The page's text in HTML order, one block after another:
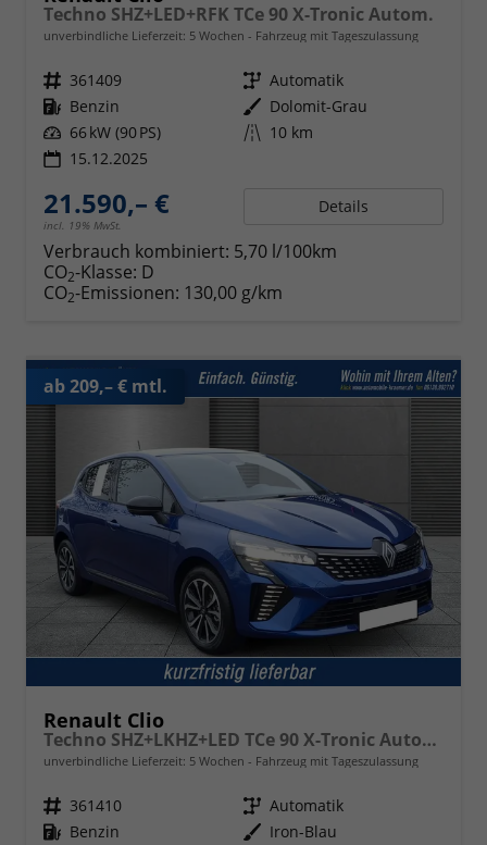
Techno SHZ+LED+RFK TCe 90 X-Tronic Autom.
unverbindliche Lieferzeit: 5 Wochen Fahrzeug mit Tageszulassung
Fahrzeugnr. 361409 Getriebe Automatik
Kraftstoff Benzin Außenfarbe Dolomit-Grau
Leistung 66 kW (90 PS) Kilometerstand 10 km
15.12.2025
21.590,– €
incl. 19% MwSt.
Details
Verbrauch kombiniert: 5,70 l/100km
CO2-Klasse: D
CO2-Emissionen: 130,00 g/km
ab 209,– € mtl.
Renault Clio
Techno SHZ+LKHZ+LED TCe 90 X-Tronic Autom.
unverbindliche Lieferzeit: 5 Wochen Fahrzeug mit Tageszulassung
Fahrzeugnr. 361410 Getriebe Automatik
Kraftstoff Benzin Außenfarbe Iron-Blau